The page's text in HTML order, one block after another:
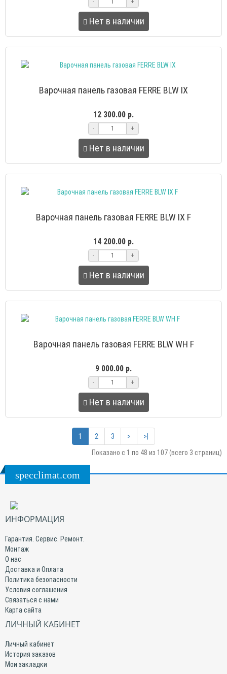
Нет в наличии
Варочная панель газовая FERRE BLW IX
12 300.00 р.
- +
Нет в наличии
Варочная панель газовая FERRE BLW IX F
14 200.00 р.
- +
Нет в наличии
Варочная панель газовая FERRE BLW WH F
9 000.00 р.
- +
Нет в наличии
1 2 3 >
>|
Показано с 1 по 48 из 107 (всего 3 страниц)
specclimat.com
ИНФОРМАЦИЯ
Гарантия. Сервис. Ремонт.
Монтаж
О нас
Доставка и Оплата
Политика безопасности
Условия соглашения
Связаться с нами
Карта сайта
ЛИЧНЫЙ КАБИНЕТ
Личный кабинет
История заказов
Мои закладки